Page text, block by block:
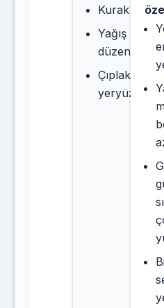
Kurak
Yağış
düzensiz
Çıplak
yeryüzü